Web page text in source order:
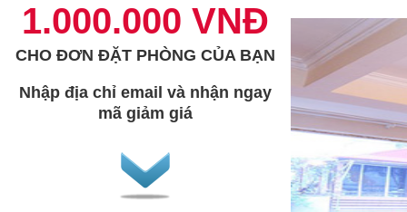
1.000.000 VNĐ
CHO ĐƠN ĐẶT PHÒNG CỦA BẠN
Nhập địa chỉ email và nhận ngay
mã giảm giá